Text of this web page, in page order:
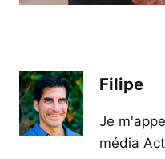
Filipe
Je
média